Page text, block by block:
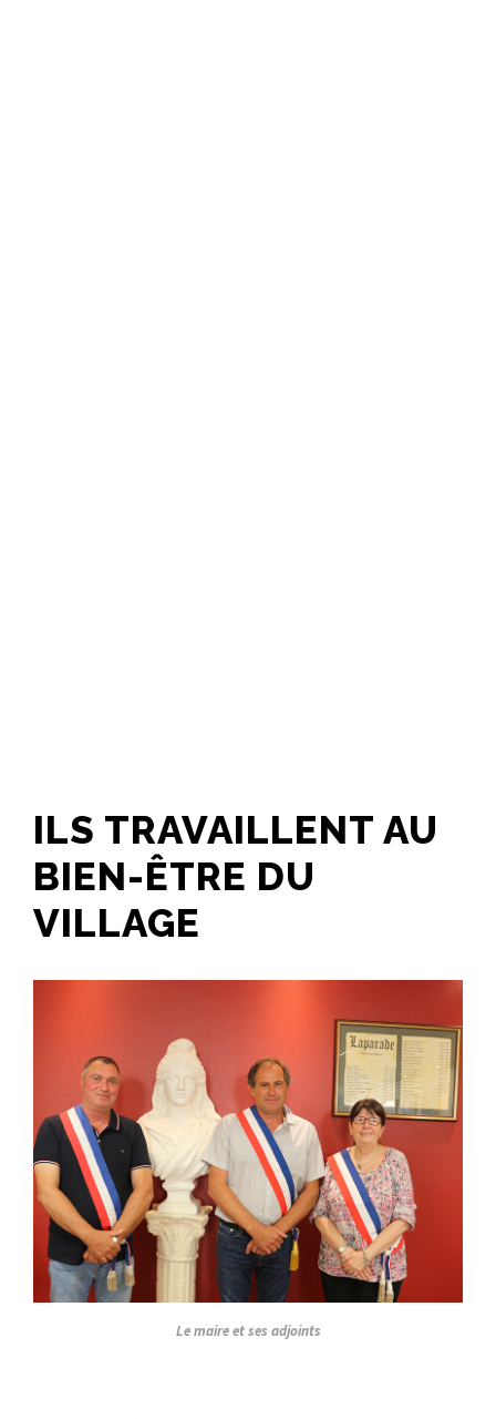
ILS TRAVAILLENT AU
BIEN-ÊTRE DU
VILLAGE
Le maire et ses adjoints